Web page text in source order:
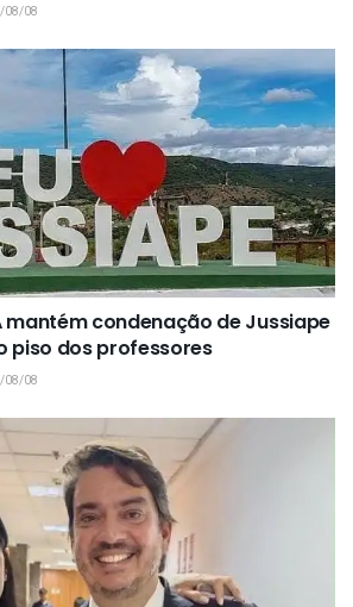
08/08
mantém condenação de Jussiape
piso dos professores
08/08